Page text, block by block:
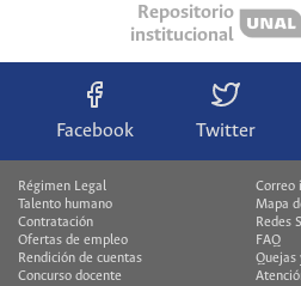
Repositorio
institucional
Facebook Twitter
Régimen Legal
Talento humano
Contratación
Ofertas de empleo
Rendición de cuentas
Concurso docente
Correo
Mapa
Redes
FAQ
Quejas